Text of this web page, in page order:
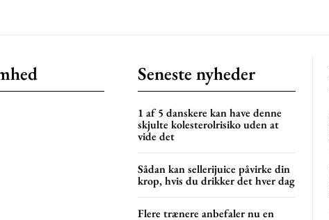
Seneste nyheder
1 af 5 danskere kan have denne
skjulte kolesterolrisiko uden at
vide det
Sådan kan sellerijuice påvirke din
krop, hvis du drikker det hver dag
Flere trænere anbefaler nu en